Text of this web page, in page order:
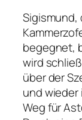
Sigismund,
begegnet,
wird
über der
und wieder
Weg für